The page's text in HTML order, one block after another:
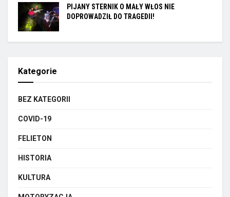
PIJANY STERNIK O MAŁY WŁOS NIE
DOPROWADZIŁ DO TRAGEDII!
Kategorie
BEZ KATEGORII
COVID-19
FELIETON
HISTORIA
KULTURA